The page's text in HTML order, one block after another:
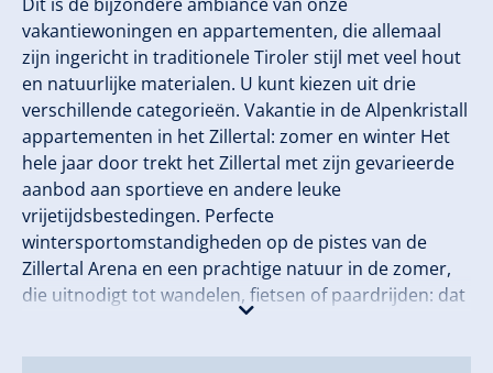
vakantiewoningen en appartementen, die allemaal
zijn ingericht in traditionele Tiroler stijl met veel hout
en natuurlijke materialen. U kunt kiezen uit drie
verschillende categorieën. Vakantie in de Alpenkristall
appartementen in het Zillertal: zomer en winter Het
hele jaar door trekt het Zillertal met zijn gevarieerde
aanbod aan sportieve en andere leuke
vrijetijdsbestedingen. Perfecte
wintersportomstandigheden op de pistes van de
Zillertal Arena en een prachtige natuur in de zomer,
die uitnodigt tot wandelen, fietsen of paardrijden: dat